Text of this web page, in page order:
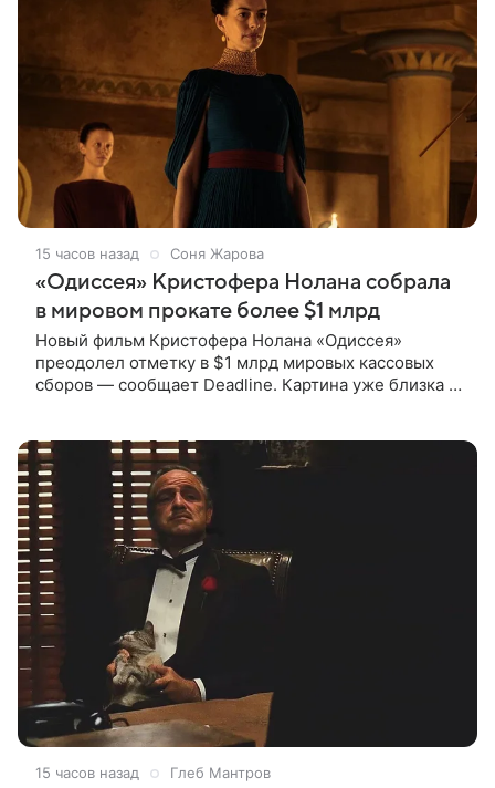
15 часов назад Соня Жарова
«Одиссея» Кристофера Нолана собрала
в мировом прокате более $1 млрд
Новый фильм Кристофера Нолана «Одиссея»
преодолел отметку в $1 млрд мировых кассовых
сборов — сообщает Deadline. Картина уже близка к
15 часов назад Глеб Мантров